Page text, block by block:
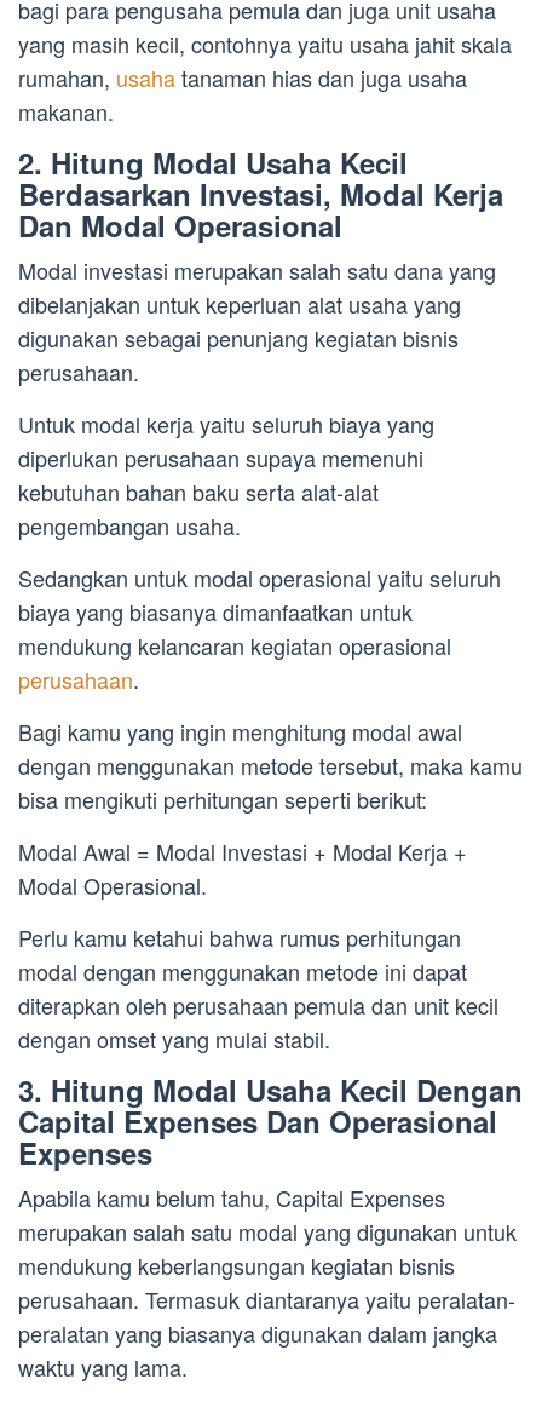
bagi para pengusaha pemula dan juga unit usaha
yang masih kecil, contohnya yaitu usaha jahit skala
rumahan, usahatanaman hias dan juga usaha
makanan.
2. Hitung Modal Usaha Kecil
Berdasarkan Investasi, Modal Kerja
Dan Modal Operasional
Modal investasi merupakan salah satu dana yang
dibelanjakan untuk keperluan alat usaha yang
digunakan sebagai penunjang kegiatan bisnis
perusahaan.
Untuk modal kerja yaitu seluruh biaya yang
diperlukan perusahaan supaya memenuhi
kebutuhan bahan baku serta alat-alat
pengembangan usaha.
Sedangkan untuk modal operasional yaitu seluruh
biaya yang biasanya dimanfaatkan untuk
mendukung kelancaran kegiatan operasional
perusahaan.
Bagi kamu yang ingin menghitung modal awal
dengan menggunakan metode tersebut, maka kamu
bisa mengikuti perhitungan seperti berikut:
Modal Awal = Modal Investasi + Modal Kerja +
Modal Operasional.
Perlu kamu ketahui bahwa rumus perhitungan
modal dengan menggunakan metode ini dapat
diterapkan oleh perusahaan pemula dan unit kecil
dengan omset yang mulai stabil.
3. Hitung Modal Usaha Kecil Dengan
Capital Expenses Dan Operasional
Expenses
Apabila kamu belum tahu, Capital Expenses
merupakan salah satu modal yang digunakan untuk
mendukung keberlangsungan kegiatan bisnis
perusahaan. Termasuk diantaranya yaitu peralatan-
peralatan yang biasanya digunakan dalam jangka
waktu yang lama.